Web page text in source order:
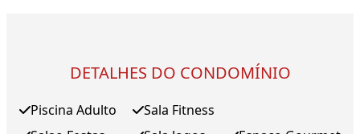
DETALHES DO CONDOMÍNIO
Piscina Adulto
Sala Fitness